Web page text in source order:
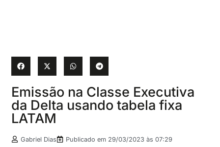
Emissão na Classe Executiva
da Delta usando tabela fixa
LATAM
Gabriel Dias Publicado em 29/03/2023 às 07:29